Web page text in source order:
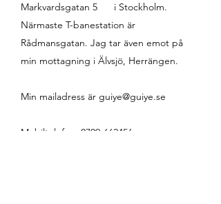
Markvardsgatan 5 i Stockholm.
Närmaste T-banestation är
Rådmansgatan. Jag tar även emot på
min mottagning i Älvsjö, Herrängen.
Min mailadress är guiye@guiye.se
Mobiltelefon: 0709-662456